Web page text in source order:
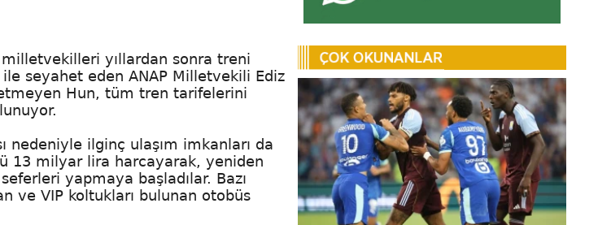
milletvekilleri yıllardan sonra treni
seyahet eden ANAP Milletvekili Ediz
Hun, tüm tren tarifelerini
nedeniyle ilginç ulaşım imkanları da
13 milyar lira harcayarak, yeniden
yapmaya başladılar. Bazı
ve VIP koltukları bulunan otobüs